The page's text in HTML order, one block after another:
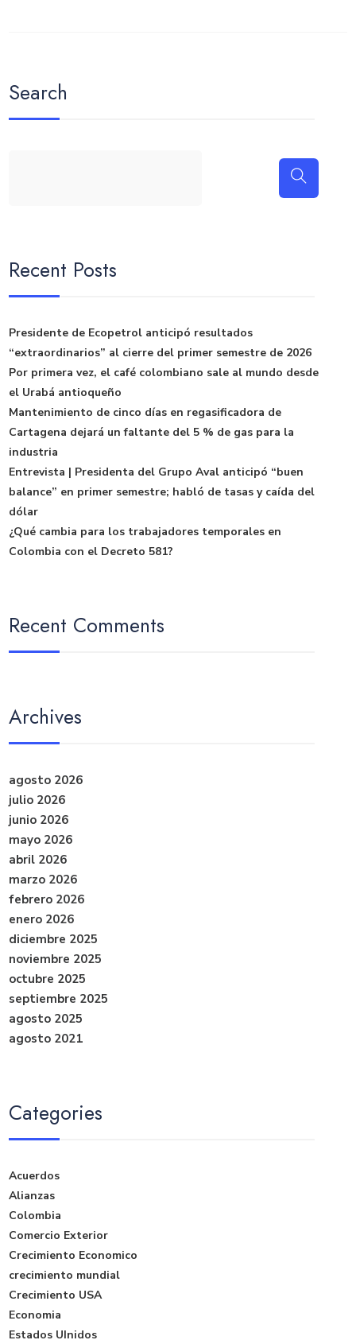
Search
Recent Posts
Presidente de Ecopetrol anticipó resultados
“extraordinarios” al cierre del primer semestre de 2026
Por primera vez, el café colombiano sale al mundo desde
el Urabá antioqueño
Mantenimiento de cinco días en regasificadora de
Cartagena dejará un faltante del 5 % de gas para la
industria
Entrevista | Presidenta del Grupo Aval anticipó “buen
balance” en primer semestre; habló de tasas y caída del
dólar
¿Qué cambia para los trabajadores temporales en
Colombia con el Decreto 581?
Recent Comments
Archives
agosto 2026
julio 2026
junio 2026
mayo 2026
abril 2026
marzo 2026
febrero 2026
enero 2026
diciembre 2025
noviembre 2025
octubre 2025
septiembre 2025
agosto 2025
agosto 2021
Categories
Acuerdos
Alianzas
Colombia
Comercio Exterior
Crecimiento Economico
crecimiento mundial
Crecimiento USA
Economia
Estados UInidos